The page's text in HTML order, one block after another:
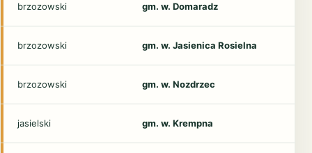
brzozowski gm. w. Domaradz
brzozowski gm. w. Jasienica Rosielna
brzozowski gm. w. Nozdrzec
jasielski gm. w. Krempna